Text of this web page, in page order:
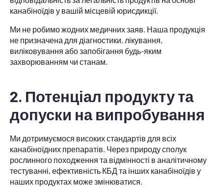
канабіноїдів у вашій місцевій юрисдикції.
Ми не робимо жодних медичних заяв. Наша продукція
не призначена для діагностики, лікування,
виліковування або запобігання будь-яким
захворюванням чи станам.
2. Потенціал продукту та
допуски на випробування
Ми дотримуємося високих стандартів для всіх
канабіноїдних препаратів. Через природу сполук
рослинного походження та відмінності в аналітичному
тестуванні, ефективність КБД та інших канабіноїдів у
наших продуктах може змінюватися.